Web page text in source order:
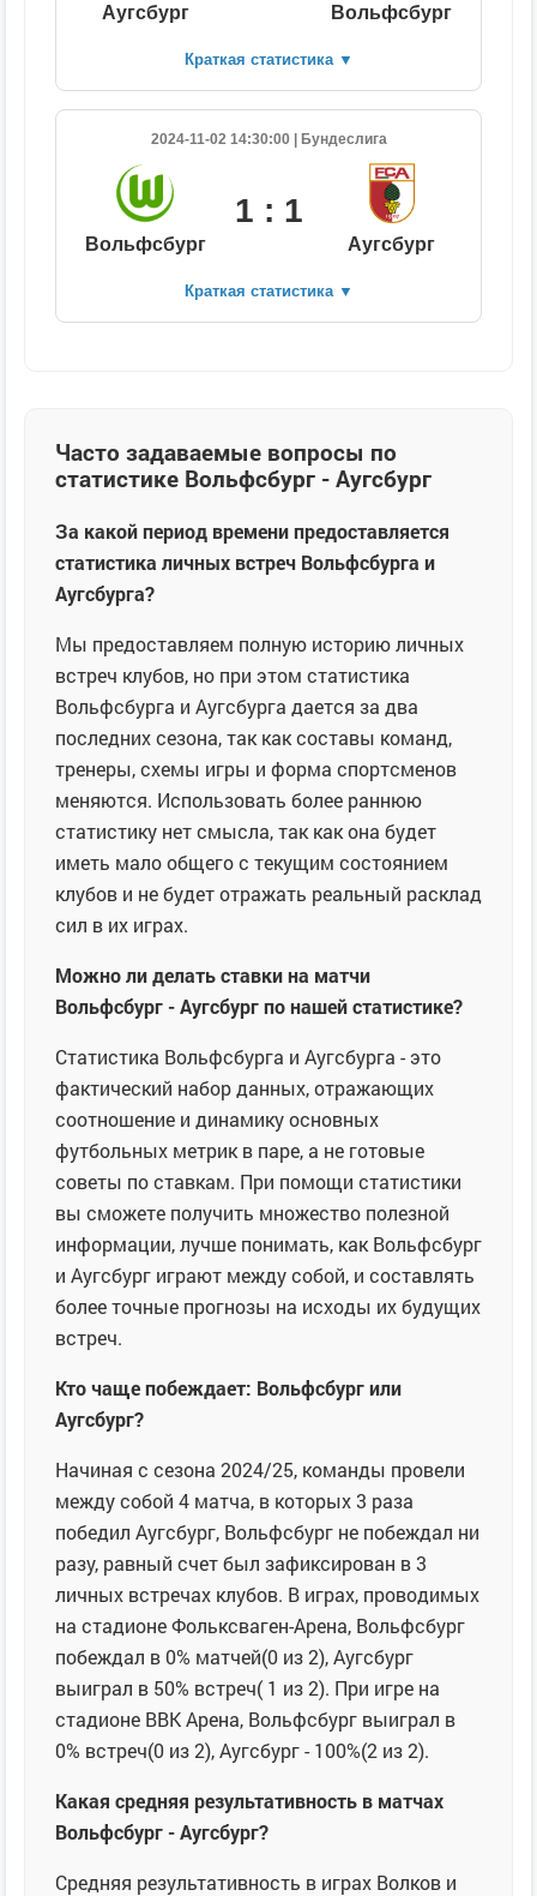
Аугсбург Вольфсбург
Краткая статистика ▼
2024-11-02 14:30:00 | Бундеслига
Вольфсбург
1 : 1
Аугсбург
Краткая статистика ▼
Часто задаваемые вопросы по
статистике Вольфсбург - Аугсбург
За какой период времени предоставляется
статистика личных встреч Вольфсбурга и
Аугсбурга?
Мы предоставляем полную историю личных
встреч клубов, но при этом статистика
Вольфсбурга и Аугсбурга дается за два
последних сезона, так как составы команд,
тренеры, схемы игры и форма спортсменов
меняются. Использовать более раннюю
статистику нет смысла, так как она будет
иметь мало общего с текущим состоянием
клубов и не будет отражать реальный расклад
сил в их играх.
Можно ли делать ставки на матчи
Вольфсбург - Аугсбург по нашей статистике?
Статистика Вольфсбурга и Аугсбурга - это
фактический набор данных, отражающих
соотношение и динамику основных
футбольных метрик в паре, а не готовые
советы по ставкам. При помощи статистики
вы сможете получить множество полезной
информации, лучше понимать, как Вольфсбург
и Аугсбург играют между собой, и составлять
более точные прогнозы на исходы их будущих
встреч.
Кто чаще побеждает: Вольфсбург или
Аугсбург?
Начиная с сезона 2024/25, команды провели
между собой 4 матча, в которых 3 раза
победил Аугсбург, Вольфсбург не побеждал ни
разу, равный счет был зафиксирован в 3
личных встречах клубов. В играх, проводимых
на стадионе Фольксваген-Арена, Вольфсбург
побеждал в 0% матчей(0 из 2), Аугсбург
выиграл в 50% встреч( 1 из 2). При игре на
стадионе ВВК Арена, Вольфсбург выиграл в
0% встреч(0 из 2), Аугсбург - 100%(2 из 2).
Какая средняя результативность в матчах
Вольфсбург - Аугсбург?
Средняя результативность в играх Волков и